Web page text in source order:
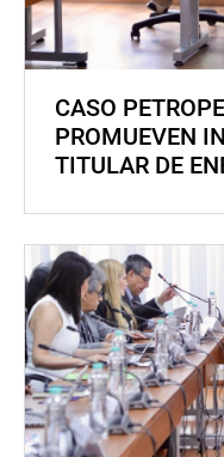
CASO
PROMUEVEN
TITULAR DE